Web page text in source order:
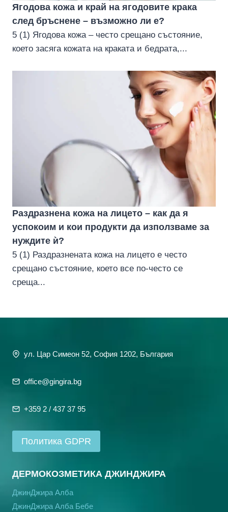
Ягодова кожа и край на ягодовите крака
след бръснене – възможно ли е?
5 (1) Ягодова кожа – често срещано състояние,
което засяга кожата на краката и бедрата,...
Раздразнена кожа на лицето – как да я
успокоим и кои продукти да използваме за
нуждите ѝ?
5 (1) Раздразнената кожа на лицето е често
срещано състояние, което все по-често се
среща...
ул. Цар Симеон 52, София 1202, България
office@gingira.bg
+359 2 / 437 37 95
Политика GDPR
ДЕРМОКОЗМЕТИКА ДЖИНДЖИРА
ДжинДжира Алба
ДжинДжира Алба Бебе